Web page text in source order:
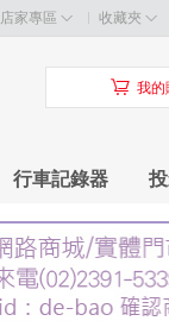
店家專區 收藏夾
󰃦 我的
行車記錄器